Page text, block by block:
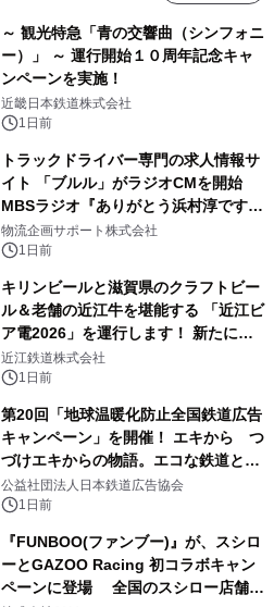
～ 観光特急「青の交響曲（シンフォニ
ー）」 ～ 運行開始１０周年記念キャ
ンペーンを実施！
近畿日本鉄道株式会社
1日前
トラックドライバー専門の求人情報サ
イト 「ブルル」がラジオCMを開始
MBSラジオ『ありがとう浜村淳です』
にて8月1日(土)より
物流企画サポート株式会社
1日前
キリンビールと滋賀県のクラフトビー
ル＆老舗の近江牛を堪能する 「近江ビ
ア電2026」を運行します！ 新たに
「長濱浪漫ビール」が参加！キリン一
番搾り飲み放題が復活！
近江鉄道株式会社
1日前
第20回「地球温暖化防止全国鉄道広告
キャンペーン」を開催！ エキから つ
づけエキからの物語。エコな鉄道とと
もに。
公益社団法人日本鉄道広告協会
1日前
『FUNBOO(ファンブー)』が、スシロ
ーとGAZOO Racing 初コラボキャン
ペーンに登場 全国のスシロー店舗で